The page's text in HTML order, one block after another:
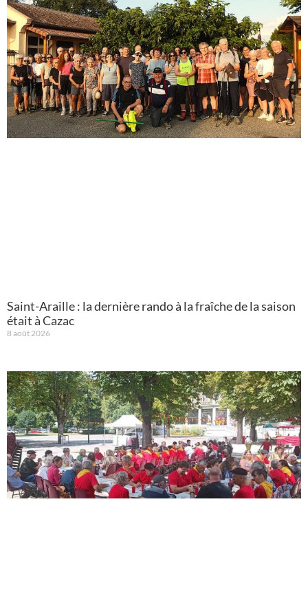
Saint-Araille : la dernière rando à la fraîche de la saison
était à Cazac
8 août 2026